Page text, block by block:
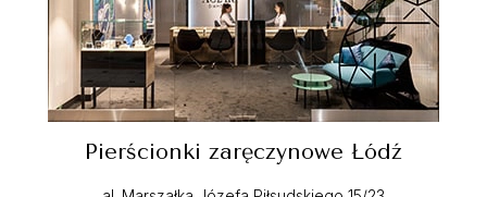
Pierścionki zaręczynowe Łódź